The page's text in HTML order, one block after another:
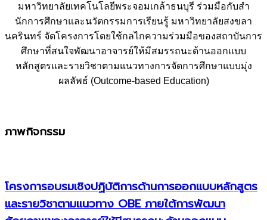
มหาวิทยาลัยเทคโนโลยีพระจอมเกล้าธนบุรี ร่วมมือกับสํา
นักการศึกษาและนวัตกรรมการเรียนรู้ มหาวิทยาลัยสงขลา
นครินทร์ จัดโครงการโดยใช้กลไกความร่วมมือของสถาบันการ
ศึกษาที่สนใจพัฒนาอาจารย์ให้มีสมรรถนะด้านออกแบบ
หลักสูตรและรายวิชาตามแนวทางการจัดการศึกษาแบบมุ่ง
ผลลัพธ์ (Outcome-based Education)
ภาพกิจกรรม
โครงการอบรมเชิงปฏิบัติการด้านการออกแบบหลักสูตร
และรายวิชาตามแนวทาง OBE ภายใต้การพัฒนา